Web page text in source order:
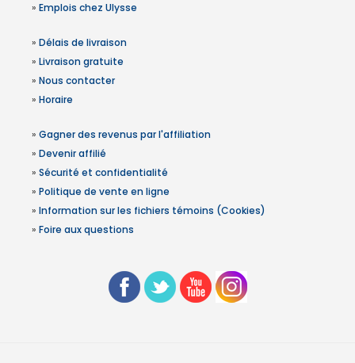
» Emplois chez Ulysse
» Délais de livraison
» Livraison gratuite
» Nous contacter
» Horaire
» Gagner des revenus par l'affiliation
» Devenir affilié
» Sécurité et confidentialité
» Politique de vente en ligne
» Information sur les fichiers témoins (Cookies)
» Foire aux questions